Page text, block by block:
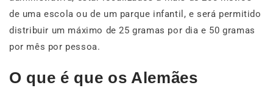
de uma escola ou de um parque infantil, e será permitido
distribuir um máximo de 25 gramas por dia e 50 gramas
por mês por pessoa.
O que é que os Alemães